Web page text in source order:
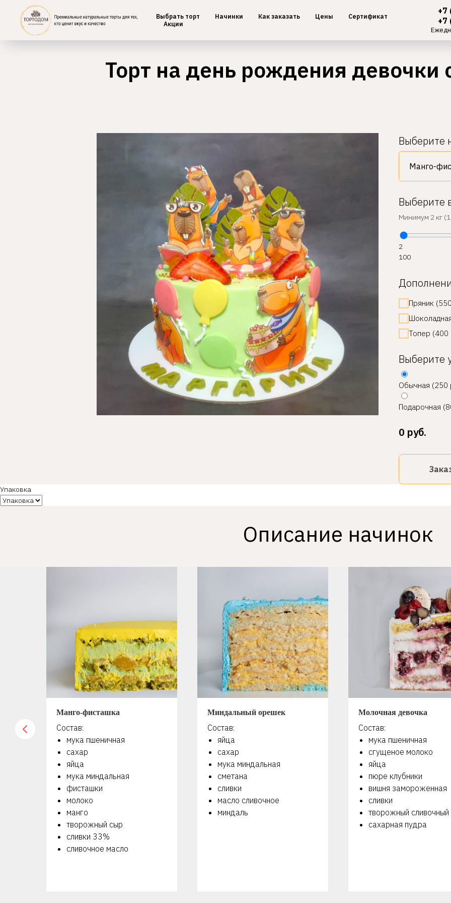
Выбрать торт Начинки Как заказать Цены
Сертификат
Акции
+7
+7
Главная / Детские
Торт на день рождения девочки
Выберите
Выберите
Минимум 2 кг
2
100
Пряник
Топер (400
Выберите
Обычная (250
Подарочная
0 руб.
Упаковка
Описание начинок
Манго-фисташка
Состав:
мука пшеничная
сахар
яйца
мука миндальная
фисташки
молоко
манго
творожный сыр
сливки 33%
сливочное масло
Миндальный орешек
Состав:
яйца
сахар
мука миндальная
сметана
сливки
масло сливочное
миндаль
Молочная девочка
Состав:
мука пшеничная
сгущеное молоко
яйца
пюре клубники
вишня замороженная
сливки
творожный
сахарная пудра